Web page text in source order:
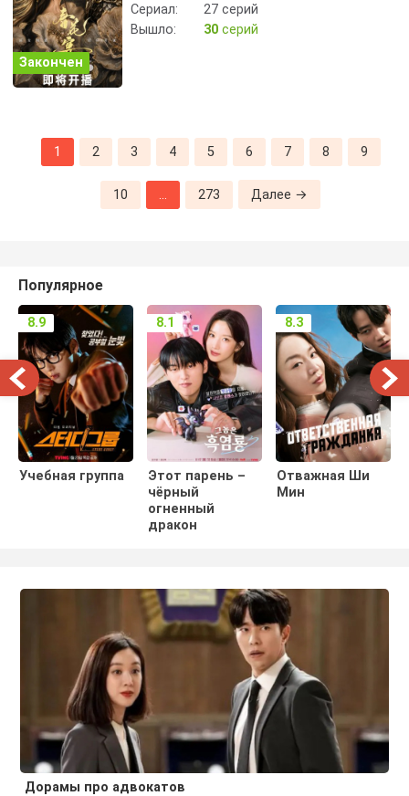
Сериал:
27 серий
Вышло:
30 серий
Закончен
1 2 3 4 5 6 7 8 9
10 ... 273 Далее →
Популярное
Учебная группа
8.9
Этот парень –
чёрный
огненный
дракон
8.1
Отважная Ши
Мин
8.3
Дорамы про адвокатов